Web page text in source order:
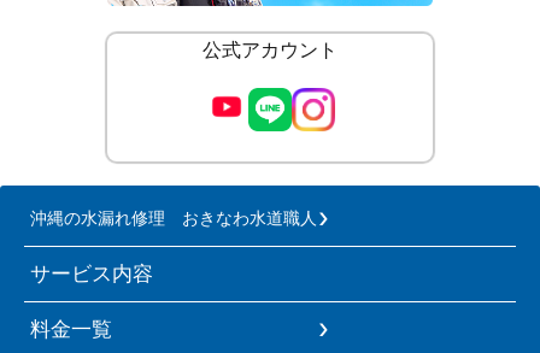
公式アカウント
沖縄の水漏れ修理 おきなわ水道職人
サービス内容
料金一覧